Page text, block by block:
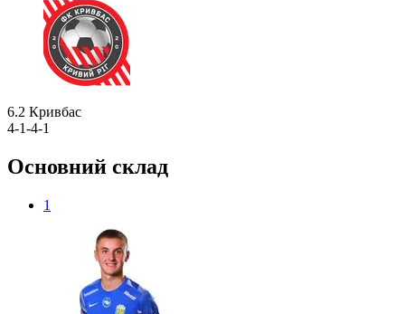
6.2 Кривбас
4-1-4-1
Основний склад
1